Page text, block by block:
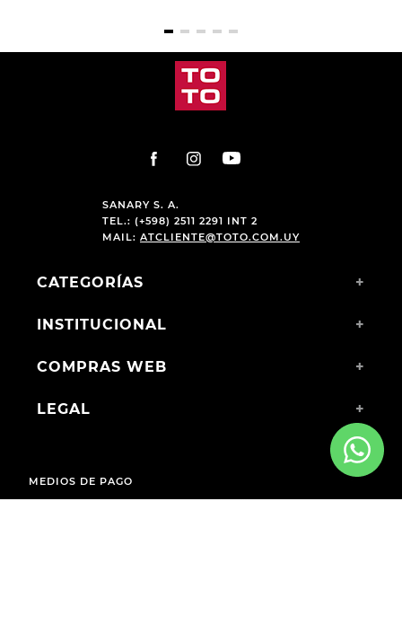
SANARY S. A.
TEL.: (+598) 2511 2291 INT 2
MAIL: ATCLIENTE@TOTO.COM.UY
CATEGORÍAS +
INSTITUCIONAL +
COMPRAS WEB +
LEGAL +
MEDIOS DE PAGO